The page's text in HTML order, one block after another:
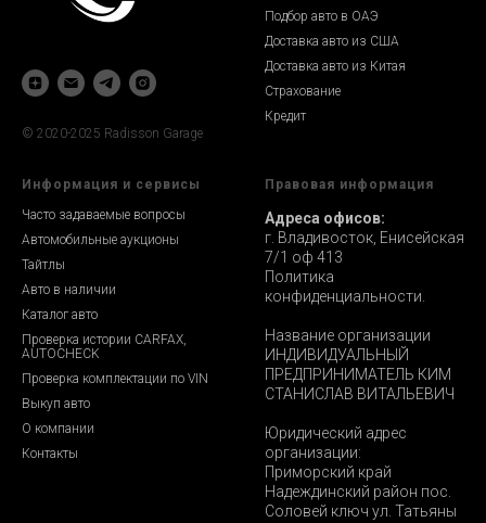
© 2020-2025 Radisson Garage
Подбор авто в ОАЭ
Доставка авто из США
Доставка авто из Китая
Страхование
Кредит
Информация и сервисы
Часто задаваемые вопросы
Автомобильные аукционы
Тайтлы
Авто в наличии
Каталог авто
Проверка истории CARFAX,
AUTOCHECK
Проверка комплектации по VIN
Выкуп авто
О компании
Контакты
Правовая информация
Адреса офисов:
г. Владивосток, Енисейская
7/1 оф 413
Политика
конфиденциальности.
Название организации
ИНДИВИДУАЛЬНЫЙ
ПРЕДПРИНИМАТЕЛЬ КИМ
СТАНИСЛАВ ВИТАЛЬЕВИЧ
Юридический адрес
организации:
Приморский край
Надеждинский район пос.
Соловей ключ ул. Татьяны